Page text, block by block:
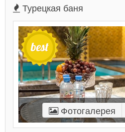
Турецкая баня
Фотогалерея